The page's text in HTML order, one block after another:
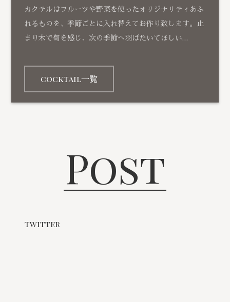
カクテルはフルーツや野菜を使ったオリジナリティあふ
れるものを、季節ごとに入れ替えてお作り致します。止
まり木で旬を感じ、次の季節へ羽ばたいてほしい…
cocktail一覧
Post
twitter